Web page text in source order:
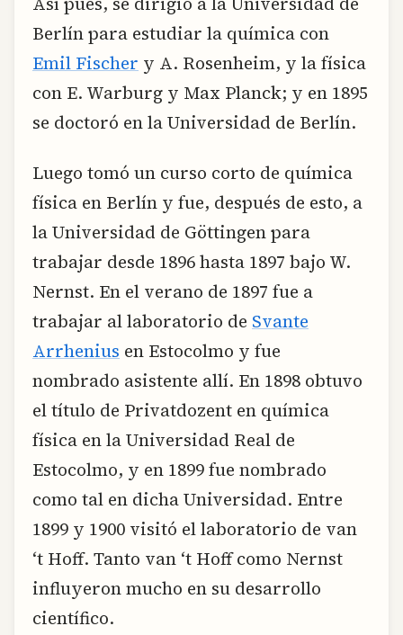
Berlín para estudiar la química con
Emil Fischer y A. Rosenheim, y la física
con E. Warburg y Max Planck; y en 1895
se doctoró en la Universidad de Berlín.
Luego tomó un curso corto de química
física en Berlín y fue, después de esto, a
la Universidad de Göttingen para
trabajar desde 1896 hasta 1897 bajo W.
Nernst. En el verano de 1897 fue a
trabajar al laboratorio de Svante
Arrhenius en Estocolmo y fue
nombrado asistente allí. En 1898 obtuvo
el título de Privatdozent en química
física en la Universidad Real de
Estocolmo, y en 1899 fue nombrado
como tal en dicha Universidad. Entre
1899 y 1900 visitó el laboratorio de van
‘t Hoff. Tanto van ‘t Hoff como Nernst
influyeron mucho en su desarrollo
científico.